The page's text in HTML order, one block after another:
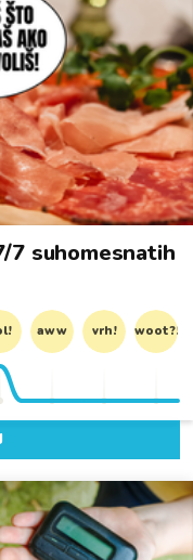
7 suhomesnatih
aww vrh! woot?!